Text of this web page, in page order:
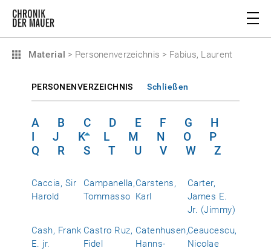
Material > Personenverzeichnis > Fabius, Laurent
PERSONENVERZEICHNIS Schließen
A B C D E F G
H
I
J K L M N O
P
Q
R S T U V W Z
Caccia, Sir
Harold
Campanella,
Tommasso
Carstens,
Karl
Carter,
James E.
Jr. (Jimmy)
Cash, Frank
E. jr.
Castro Ruz,
Fidel
Catenhusen,
Hanns-
Ceaucescu,
Nicolae